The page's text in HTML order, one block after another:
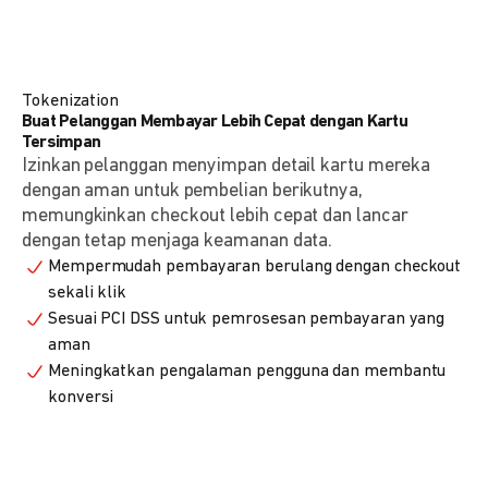
Tokenization
Buat Pelanggan Membayar Lebih Cepat dengan Kartu
Tersimpan
Izinkan pelanggan menyimpan detail kartu mereka
dengan aman untuk pembelian berikutnya,
memungkinkan checkout lebih cepat dan lancar
dengan tetap menjaga keamanan data.
Mempermudah pembayaran berulang dengan checkout
sekali klik
Sesuai PCI DSS untuk pemrosesan pembayaran yang
aman
Meningkatkan pengalaman pengguna dan membantu
konversi